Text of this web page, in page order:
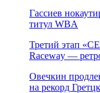
Гассиев
титул WBA
Третий этап
Raceway —
Овечкин
на рекорд